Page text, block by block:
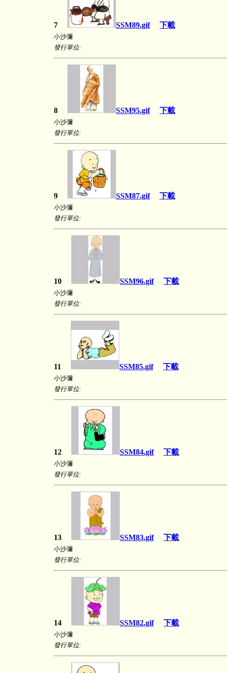
7 SSM89.gif 下載
小沙彌
發行單位:
8 SSM95.gif 下載
小沙彌
發行單位:
9 SSM87.gif 下載
小沙彌
發行單位:
10 SSM96.gif 下載
小沙彌
發行單位:
11 SSM85.gif 下載
小沙彌
發行單位:
12 SSM84.gif 下載
小沙彌
發行單位:
13 SSM83.gif 下載
小沙彌
發行單位:
14 SSM82.gif 下載
小沙彌
發行單位: